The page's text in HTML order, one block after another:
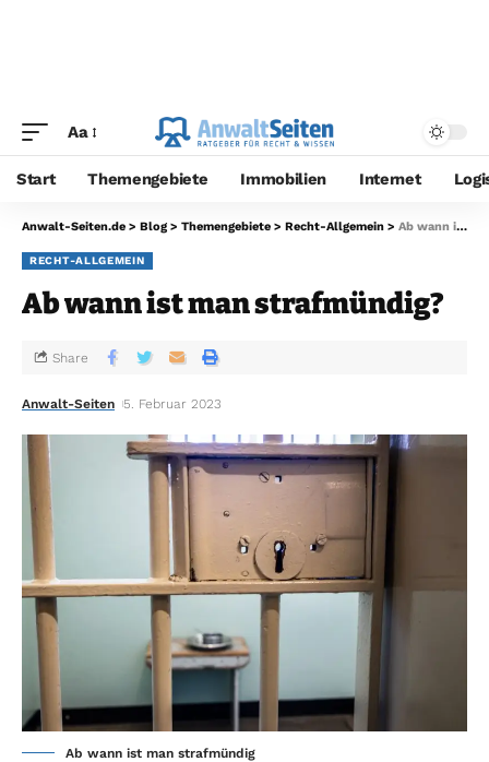
Aa
Start Themengebiete Immobilien Internet
Anwalt-Seiten.de > Blog > Themengebiete > Recht-Allgemein > Ab wann ist man strafmündig?
RECHT-ALLGEMEIN
Ab wann ist man strafmündig?
Anwalt-Seiten 5. Februar 2023
Share
Ab wann ist man strafmündig